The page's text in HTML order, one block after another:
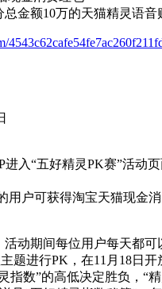
总金额10万的天猫精灵语音
入“五好精灵PK赛”活动
用户可获得淘宝天猫现金
动期间每位用户每天都
题进行PK，在11月18日
指数”的高低决定胜负，“精